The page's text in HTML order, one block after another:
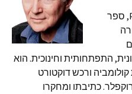
(Psychology, Worth Publishers, ספר
התפתחותית וחינוכית. הוא
ורכש דוקטורט
כתיבתו ומחקרו